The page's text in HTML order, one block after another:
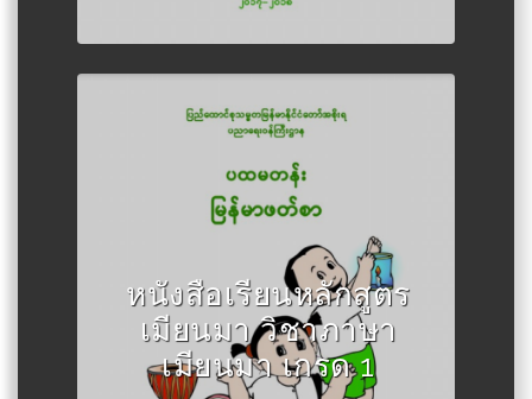
หนังสือเรียนหลักสูตร
เมียนมา วิชาภาษา
เมียนมา เกรด 1
Author :กระทรวงศึกษาธิการเมีย
นมา